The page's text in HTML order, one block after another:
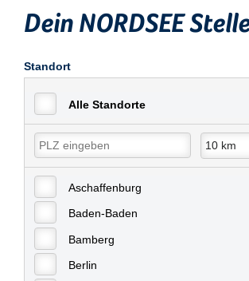
Dein NORDSEE
Standort
Alle Standorte
Aschaffenburg
Baden-Baden
Bamberg
Berlin